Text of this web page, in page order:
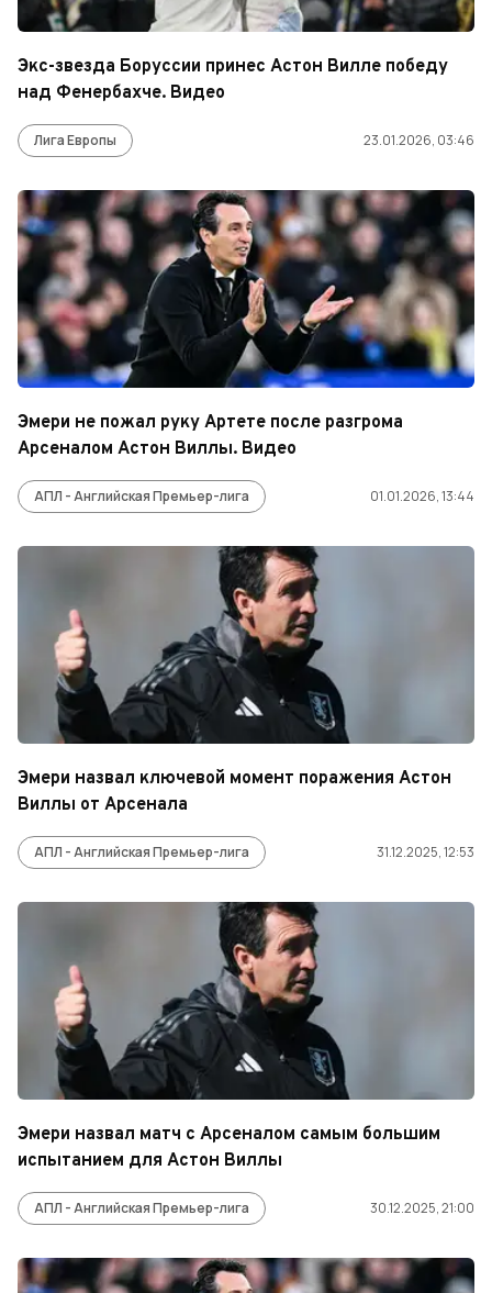
Экс-звезда Боруссии принес Астон Вилле победу
над Фенербахче. Видео
Лига Европы 23.01.2026, 03:46
Эмери не пожал руку Артете после разгрома
Арсеналом Астон Виллы. Видео
АПЛ - Английская Премьер-лига 01.01.2026, 13:44
Эмери назвал ключевой момент поражения Астон
Виллы от Арсенала
АПЛ - Английская Премьер-лига 31.12.2025, 12:53
Эмери назвал матч с Арсеналом самым большим
испытанием для Астон Виллы
АПЛ - Английская Премьер-лига 30.12.2025, 21:00